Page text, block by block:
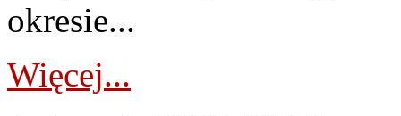
okresie...
Więcej...